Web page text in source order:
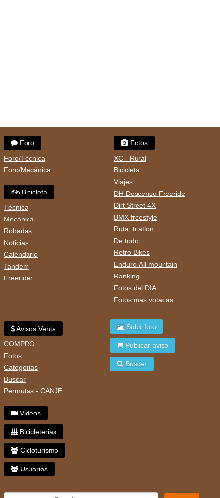
Foro
Foro/Técnica
Foro/Mecánica
Bicicleta
Técnica
Mecánica
Robadas
Noticias
Calendario
Tandem
Freerider
Fotos
XC - Rural
Bicicleta
Viajes
DH Descenso Freeride
Dirt Street 4X
BMX freestyle
Ruta, triatlon
De todo
Retro Bikes
Enduro-All mountain
Ranking
Fotos del DIA
Fotos mas votadas
Avisos Venta
COMPRO
Fotos
Categorias
Buscar
Permutas - CANJE
Videos
Bicicleterias
Cicloturismo
Usuarios
Subir foto
Publicar aviso
Buscar